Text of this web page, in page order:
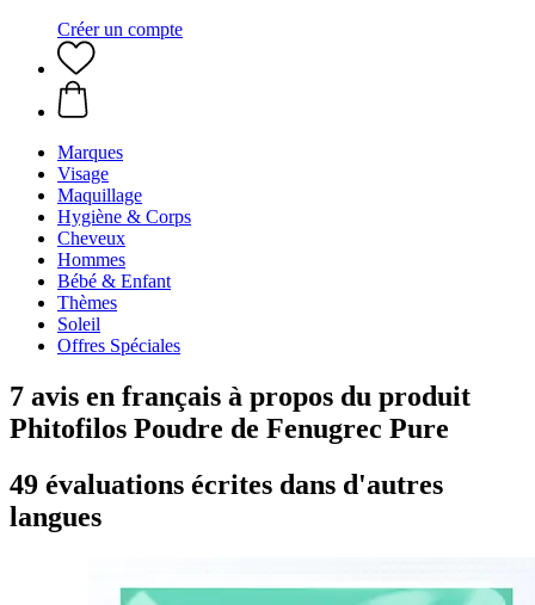
Créer un compte
Marques
Visage
Maquillage
Hygiène & Corps
Cheveux
Hommes
Bébé & Enfant
Thèmes
Soleil
Offres Spéciales
7 avis en français à propos du produit
Phitofilos Poudre de Fenugrec Pure
49 évaluations écrites dans d'autres
langues